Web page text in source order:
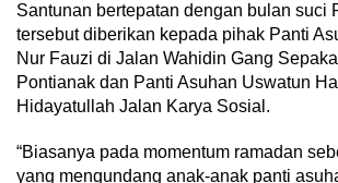
Santunan bertepatan dengan bulan suci
tersebut diberikan kepada pihak Panti
Nur Fauzi di Jalan Wahidin Gang
Pontianak dan Panti Asuhan Uswatun
Hidayatullah Jalan Karya Sosial.
“Biasanya pada momentum ramadan
yang mengundang anak-anak panti